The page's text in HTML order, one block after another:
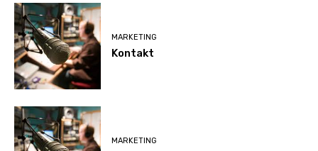
MARKETING
Kontakt
MARKETING